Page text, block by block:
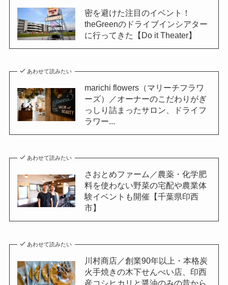
密を避けた注目のイベント！
theGreenのドライブインシアター
に行ってきた【Do it Theater】
あわせて読みたい
marichi flowers（マリーチフラワ
ーズ）／オーナーのこだわりがぎ
っしり詰まったサロン、ドライフ
ラワー...
あわせて読みたい
さおとめファーム／農薬・化学肥
料を使わない野菜の宅配や農業体
験イベントも開催【千葉県印西
市】
あわせて読みたい
川村商店／創業90年以上・本格炭
火手焼きの木下せんべい店、印西
産コシヒカリと醤油のみの昔から